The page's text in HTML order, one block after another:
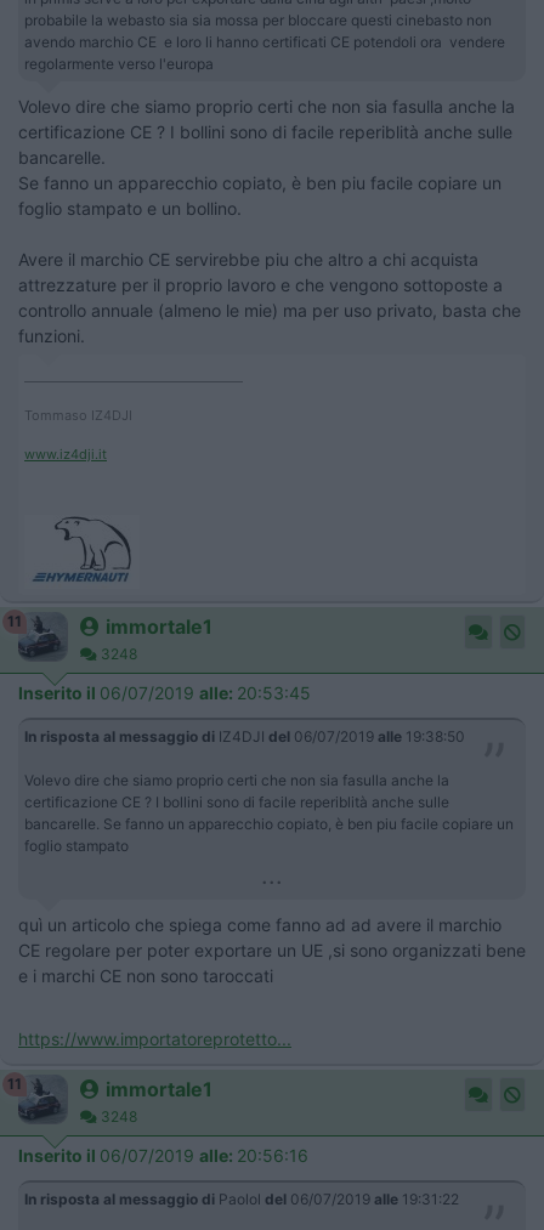
probabile la webasto sia sia mossa per bloccare questi cinebasto non
avendo marchio CE e loro li hanno certificati CE potendoli ora vendere
regolarmente verso l'europa
Volevo dire che siamo proprio certi che non sia fasulla anche la
certificazione CE ? I bollini sono di facile reperiblità anche sulle
bancarelle.
Se fanno un apparecchio copiato, è ben piu facile copiare un
foglio stampato e un bollino.
Avere il marchio CE servirebbe piu che altro a chi acquista
attrezzature per il proprio lavoro e che vengono sottoposte a
controllo annuale (almeno le mie) ma per uso privato, basta che
funzioni.
Tommaso IZ4DJI
www.iz4dji.it
11 immortale1
3248
Inserito il 06/07/2019 alle: 20:53:45
In risposta al messaggio di IZ4DJI del 06/07/2019 alle 19:38:50
Volevo dire che siamo proprio certi che non sia fasulla anche la
certificazione CE ? I bollini sono di facile reperiblità anche sulle
bancarelle. Se fanno un apparecchio copiato, è ben piu facile copiare un
foglio stampato
...
quì un articolo che spiega come fanno ad ad avere il marchio
CE regolare per poter exportare un UE ,si sono organizzati bene
e i marchi CE non sono taroccati
https://www.importatoreprotetto...
11 immortale1
3248
Inserito il 06/07/2019 alle: 20:56:16
In risposta al messaggio di Paolol del 06/07/2019 alle 19:31:22